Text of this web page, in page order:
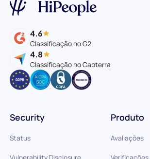
4.6
Classificação no G2
4.8
Classificação no Capterra
Produto
Avaliações
Security
Status